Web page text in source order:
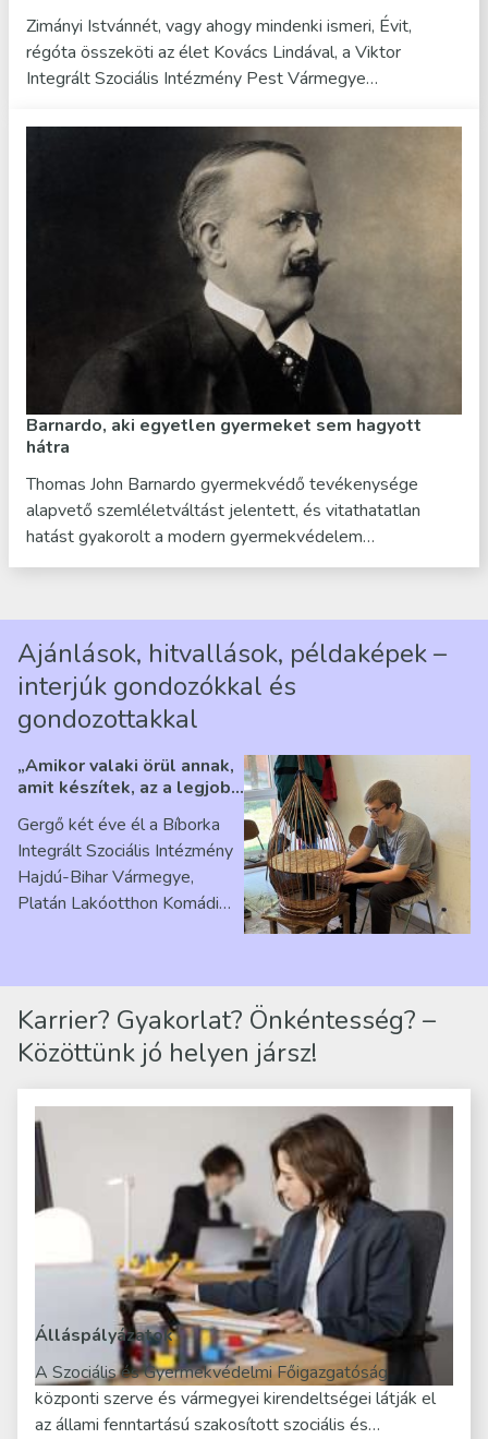
Zimányi Istvánnét, vagy ahogy mindenki ismeri, Évit,
régóta összeköti az élet Kovács Lindával, a Viktor
Integrált Szociális Intézmény Pest Vármegye…
Barnardo, aki egyetlen gyermeket sem hagyott
hátra
Thomas John Barnardo gyermekvédő tevékenysége
alapvető szemléletváltást jelentett, és vitathatatlan
hatást gyakorolt a modern gyermekvédelem…
Ajánlások, hitvallások, példaképek –
interjúk gondozókkal és
gondozottakkal
„Amikor valaki örül annak,
amit készítek, az a legjobb
Ribárszky Gergő ellátottal
Gergő két éve él a Bíborka
Integrált Szociális Intézmény
Hajdú-Bihar Vármegye,
Platán Lakóotthon Komádi
Karrier? Gyakorlat? Önkéntesség? –
Közöttünk jó helyen jársz!
Álláspályázatok
A Szociális és Gyermekvédelmi Főigazgatóság
központi szerve és vármegyei kirendeltségei látják el
az állami fenntartású szakosított szociális és…